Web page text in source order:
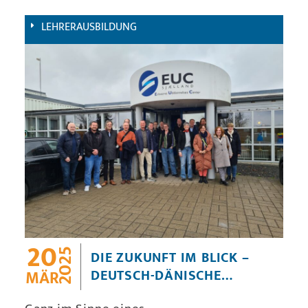
LEHRERAUSBILDUNG
20
MÄR2025 DIE ZUKUNFT IM BLICK –
DEUTSCH-DÄNISCHE